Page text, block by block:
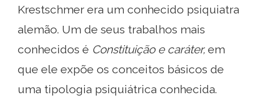
Krestschmer era um conhecido psiquiatra
alemão. Um de seus trabalhos mais
conhecidos é Constituição e caráter, em
que ele expõe os conceitos básicos de
uma tipologia psiquiátrica conhecida.